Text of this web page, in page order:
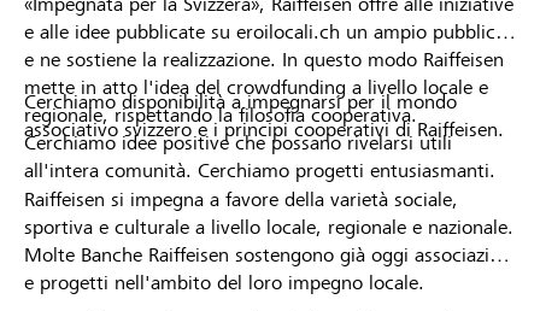
e alle idee pubblicate su eroilocali.ch un ampio pubblico
e ne sostiene la realizzazione. In questo modo Raiffeisen
mette in atto l'idea del crowdfunding a livello locale e
regionale, rispettando la filosofia cooperativa.
Cerchiamo idee positive che possano rivelarsi utili
all'intera comunità. Cerchiamo progetti entusiasmanti.
Cerchiamo disponibilità a impegnarsi per il mondo
associativo svizzero e i principi cooperativi di Raiffeisen.
Raiffeisen si impegna a favore della varietà sociale,
sportiva e culturale a livello locale, regionale e nazionale.
Molte Banche Raiffeisen sostengono già oggi associazioni
e progetti nell'ambito del loro impegno locale.